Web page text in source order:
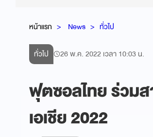
หน้าแรก News ทั่วไป
ทั่วไป 26 พ.ค. 2022 เวลา 10:03 น.
ฟุตซอลไทย ร่วม
เอเชีย 2022